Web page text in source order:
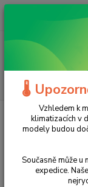
(Po-Ne, 8-20 hod.)
Zahradní
montážních nosníků
nosníků
🌡️
Vzhledem k
klimatizacích v
modely budou
Současně může
expedice.